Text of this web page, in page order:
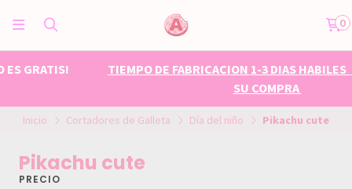
0
TIEMPO DE FABRICACION 1-3 DIAS HABILES POSTERIOR A
Inicio Cortadores de Galleta Día del niño Pikachu cute
Pikachu cute
PRECIO